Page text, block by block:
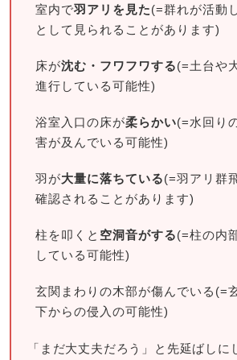
室内で羽アリを見た(=群れが活動
として見られることがあります)
床が沈む・フワフワする(=土台や
進行している可能性)
浴室入口の床が柔らかい(=水回り
害が及んでいる可能性)
羽が大量に落ちている(=羽アリ群
確認されることがあります)
柱を叩くと 空洞音がする(=柱の内
している可能性)
玄関まわりの木部が傷んでいる(=
下からの侵入の可能性)
「まだ大丈夫だろう」と先延ばしに